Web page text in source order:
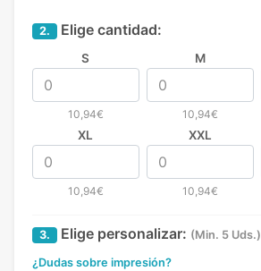
2. Elige cantidad:
S
10,94€
M
10,94€
XL
10,94€
XXL
10,94€
3. Elige personalizar: (Min. 5 Uds.)
¿Dudas sobre impresión?